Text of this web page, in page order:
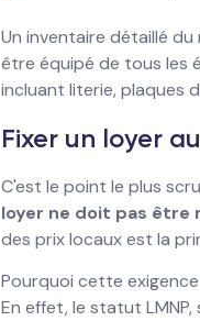
Un inventaire détaillé
être équipé de tous les
incluant literie, plaques
Fixer un loyer
C'est le point le plus
loyer ne doit pas
des prix locaux est la
Pourquoi cette
En effet, le statut